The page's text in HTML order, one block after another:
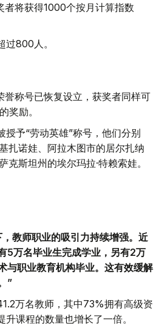
者将获得1000个按月计算指数
过800人。
誉称号已恢复设立，获奖者同样可
奖励。
授予“劳动英雄”称号，他们分别
扎诺娃、阿拉木图市的居尔扎纳
克斯坦州的埃尔玛拉·特赖索娃。
教师职业的吸引力持续增强。近
5万名毕业生完成学业，另有2万
与职业教育机构毕业。这有效缓解
”
万名教师，其中73%拥有高级资
课程的数量也增长了一倍。